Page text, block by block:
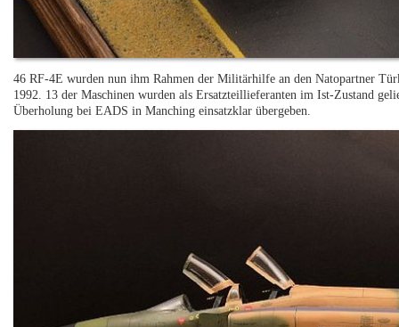
46 RF-4E wurden nun ihm Rahmen der Militärhilfe an den Natopartner
1992. 13 der Maschinen wurden als Ersatzteillieferanten im Ist-Zustand
Überholung bei EADS in Manching einsatzklar übergeben.